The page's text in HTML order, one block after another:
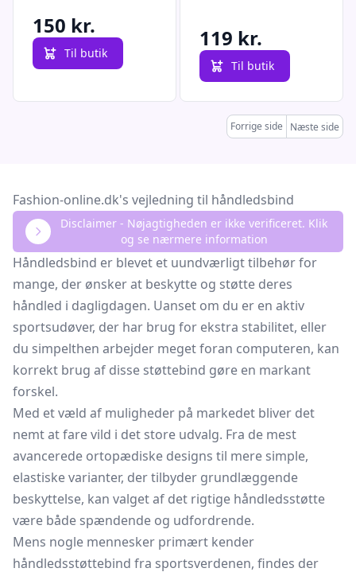
150 kr.
Til butik
119 kr.
Til butik
Forrige side Næste side
Fashion-online.dk's vejledning til håndledsbind
Disclaimer - Nøjagtigheden er ikke verificeret. Klik
og se nærmere information
Håndledsbind er blevet et uundværligt tilbehør for
mange, der ønsker at beskytte og støtte deres
håndled i dagligdagen. Uanset om du er en aktiv
sportsudøver, der har brug for ekstra stabilitet, eller
du simpelthen arbejder meget foran computeren, kan
korrekt brug af disse støttebind gøre en markant
forskel.
Med et væld af muligheder på markedet bliver det
nemt at fare vild i det store udvalg. Fra de mest
avancerede ortopædiske designs til mere simple,
elastiske varianter, der tilbyder grundlæggende
beskyttelse, kan valget af det rigtige håndledsstøtte
være både spændende og udfordrende.
Mens nogle mennesker primært kender
håndledsstøttebind fra sportsverdenen, findes der